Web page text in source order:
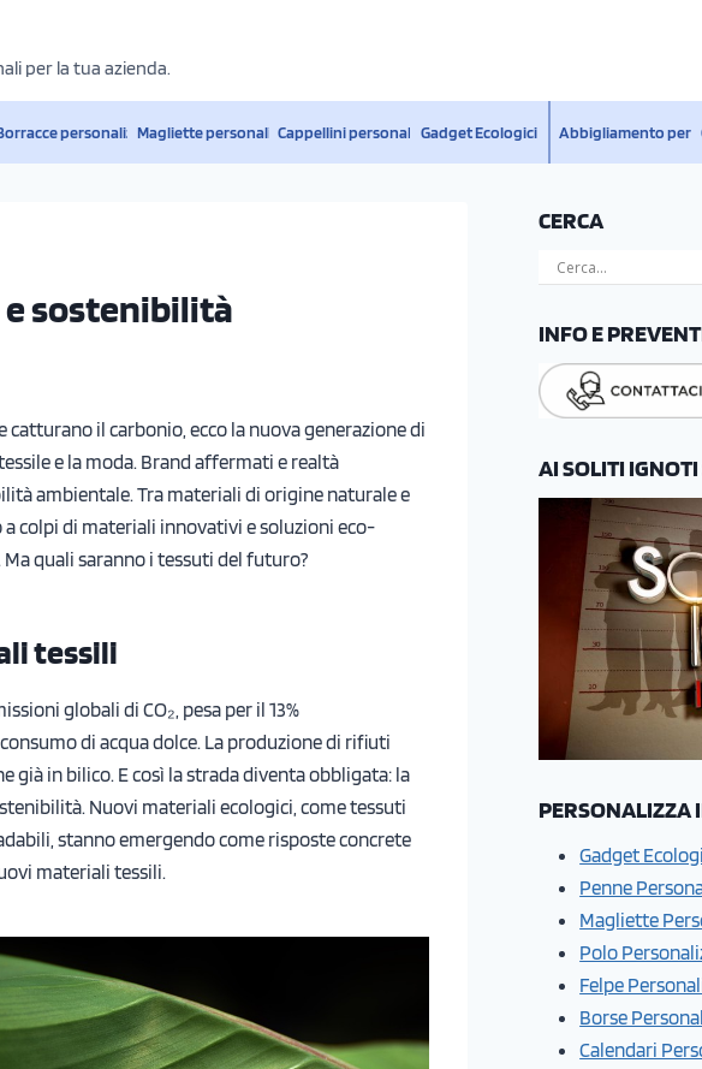
per la tua azienda.
personalizzateMagliette personalizzateCappellini personalizzatiGadget Ecologici Abbigliamento
e sostenibilità
catturano il carbonio, ecco la nuova generazione di
e la moda. Brand affermati e realtà
ambientale. Tra materiali di origine naturale e
colpi di materiali innovativi e soluzioni eco-
quali saranno i tessuti del futuro?
tessili
globali di CO₂, pesa per il 13%
di acqua dolce. La produzione di rifiuti
in bilico. E così la strada diventa obbligata: la
Nuovi materiali ecologici, come tessuti
stanno emergendo come risposte concrete
materiali tessili.
CERCA
INFO E
AI SOLITI
PERSONALIZZA
Gadget
Penne
Magliette
Polo
Felpe
Borse
Calendari